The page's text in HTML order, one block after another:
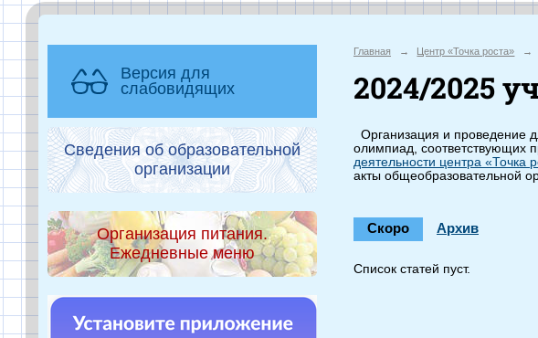
Версия для
слабовидящих
Сведения об образовательной
организации
Организация питания.
Ежедневные меню
Главная → Центр «Точка роста» →
2024/2025
Организация и проведение
олимпиад, соответствующих
деятельности центра «Точка
акты общеобразовательной
Скоро Архив
Список статей пуст.